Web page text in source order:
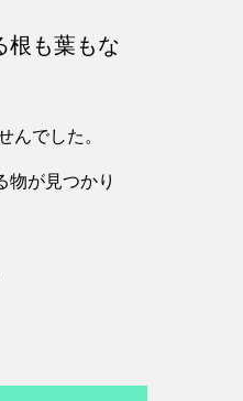
根も葉もな
んでした。
物が見つかり